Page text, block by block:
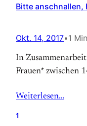
Bitte anschnallen,
Okt. 14, 2017•1
In
Frauen* zwischen
Weiterlesen…
1